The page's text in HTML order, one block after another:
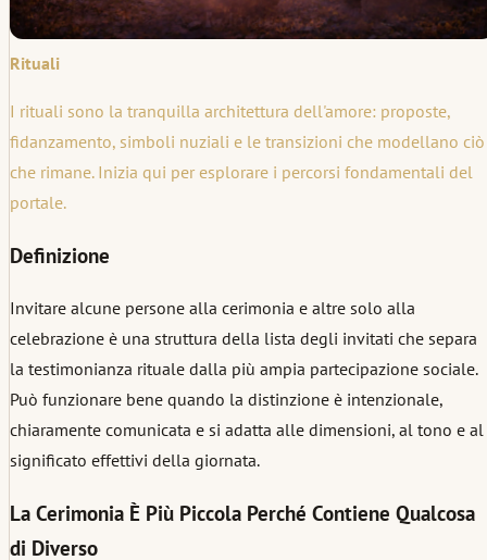
Rituali
I rituali sono la tranquilla architettura dell'amore: proposte,
fidanzamento, simboli nuziali e le transizioni che modellano ciò
che rimane. Inizia qui per esplorare i percorsi fondamentali del
portale.
Definizione
Invitare alcune persone alla cerimonia e altre solo alla
celebrazione è una struttura della lista degli invitati che separa
la testimonianza rituale dalla più ampia partecipazione sociale.
Può funzionare bene quando la distinzione è intenzionale,
chiaramente comunicata e si adatta alle dimensioni, al tono e al
significato effettivi della giornata.
La Cerimonia È Più Piccola Perché Contiene Qualcosa
di Diverso